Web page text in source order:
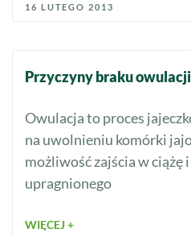
16 LUTEGO 2013
Przyczyny braku owulacji
Owulacja to proces
na uwolnieniu komórki
możliwość zajścia w ciążę
upragnionego
WIĘCEJ +